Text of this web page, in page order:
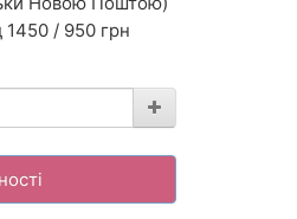
1450 / 950 грн